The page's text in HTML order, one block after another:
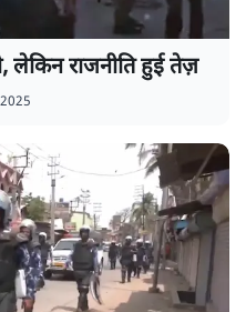
लेकिन राजनीति हुई तेज़